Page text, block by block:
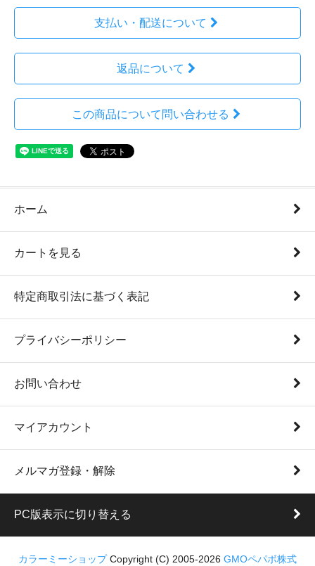
支払い・配送について
返品について
この商品について問い合わせる
ホーム
カートを見る
特定商取引法に基づく表記
プライバシーポリシー
お問い合わせ
マイアカウント
メルマガ登録・解除
PC版表示に切り替える
カラーミーショップ Copyright (C) 2005-2026 GMOペパボ株式